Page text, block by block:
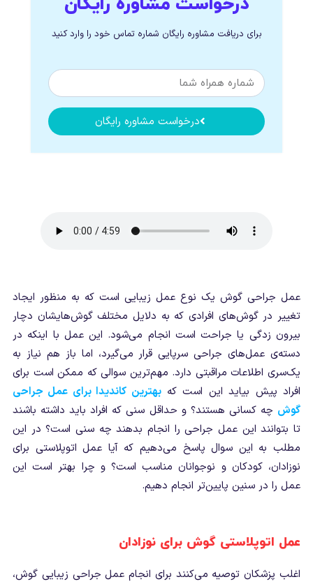
برای دریافت مشاوره رایگان شماره تماس خود را وارد کنید
درخواست مشاوره رایگان
عمل جراحی گوش یک نوع عمل زیبایی است که به منظور ایجاد
تغییر در گوش‌های افرادی که به دلایل مختلف گوش‌هایشان دچار
بیرون زدگی یا جراحت است انجام می‌شود. این عمل با اینکه در
دسته‌ی عمل‌های جراحی سرپایی قرار می‌گیرد، اما باز هم نیاز به
یک‌سری اطلاعات مراقبتی دارد. مهم‌ترین سوالی که ممکن است برای
افراد پیش بیاید این است کهبهترین کاندیدا برای عمل جراحی
گوش چه کسانی هستند؟ و حداقل سنی که افراد باید داشته باشند
تا بتوانند این عمل جراحی را انجام بدهند چه سنی است؟ در این
مطلب به این سوال پاسخ می‌دهیم که آیا عمل اتوپلاستی برای
نوزادان، کودکان و نوجوانان مناسب است؟ و چرا بهتر است این
عمل را در سنین پایین‌تر انجام دهیم.
عمل اتوپلاستی گوش برای نوزادان
اغلب پزشکان توصیه می‌کنند برای انجام عمل جراحی زیبایی گوش،